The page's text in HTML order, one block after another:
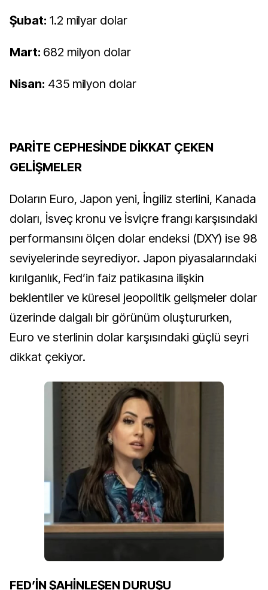
Şubat: 1.2 milyar dolar
Mart: 682 milyon dolar
Nisan: 435 milyon dolar
PARİTE CEPHESİNDE DİKKAT ÇEKEN
GELİŞMELER
Doların Euro, Japon yeni, İngiliz sterlini, Kanada
doları, İsveç kronu ve İsviçre frangı karşısındaki
performansını ölçen dolar endeksi (DXY) ise 98
seviyelerinde seyrediyor. Japon piyasalarındaki
kırılganlık, Fed’in faiz patikasına ilişkin
beklentiler ve küresel jeopolitik gelişmeler dolar
üzerinde dalgalı bir görünüm oluştururken,
Euro ve sterlinin dolar karşısındaki güçlü seyri
dikkat çekiyor.
FED’İN ŞAHİNLEŞEN DURUŞU